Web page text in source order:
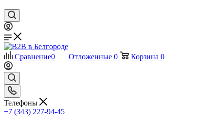
Сравнение0 Отложенные 0 Корзина 0
Телефоны
+7 (343) 227-94-45